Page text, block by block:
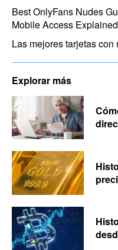
Best OnlyFans Nudes
Mobile Access Explained
Las mejores tarjetas
Explorar más